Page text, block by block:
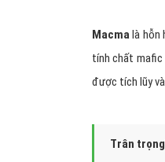
Macmalà hỗn
tính chất mafic
được tích lũy
Trân